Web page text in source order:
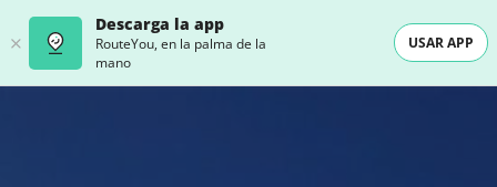
Descarga la app
RouteYou, en la palma de la
mano
USAR APP